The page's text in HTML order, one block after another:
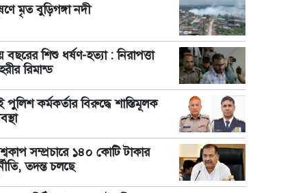
মৃত বুড়িগঙ্গা নদী
বছরের শিশু ধর্ষণ-হত্যা : নিরাপত্তা
রিমান্ড
পুলিশ কর্মকর্তার বিরুদ্ধে শাস্তিমূলক
সম্প্রচারে ১৪০ কোটি টাকার
তদন্ত চলছে